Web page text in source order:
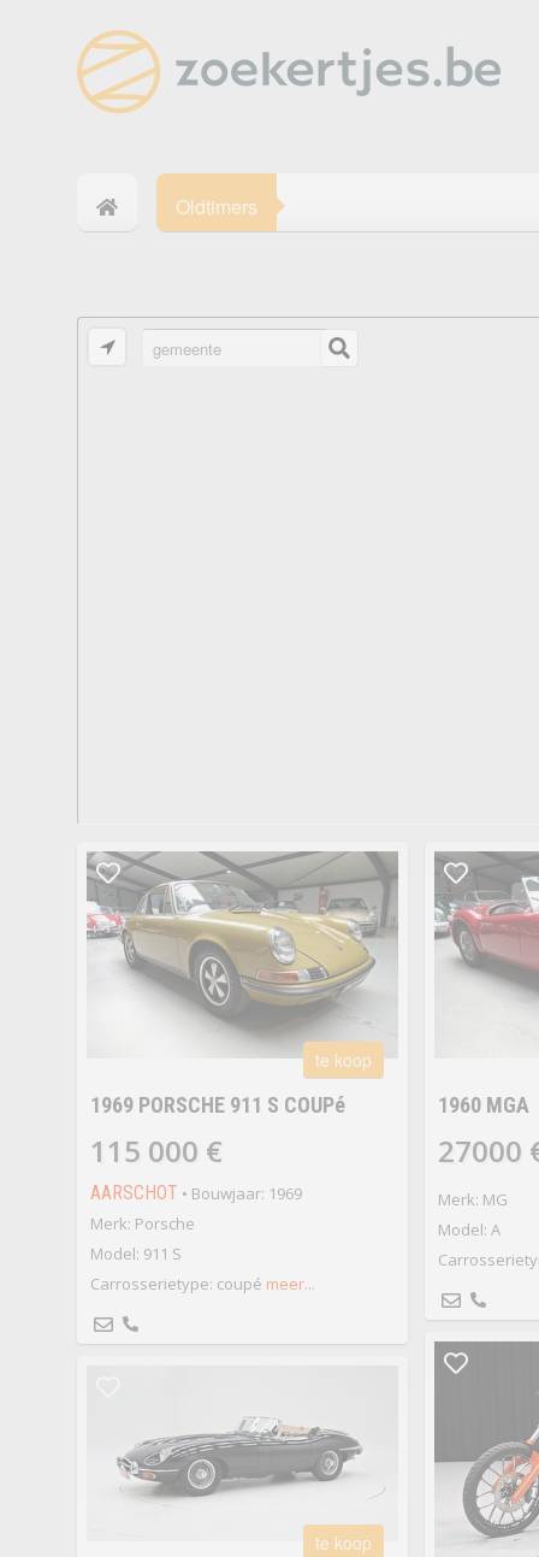
Oldtimers
te koop
1969 PORSCHE 911 S COUPé
115 000 €
AARSCHOT • Bouwjaar: 1969
Merk: Porsche
Model: 911 S
Carrosserietype: coupé meer...
1960 MGA
27000
Merk: MG
Model: A
te koop